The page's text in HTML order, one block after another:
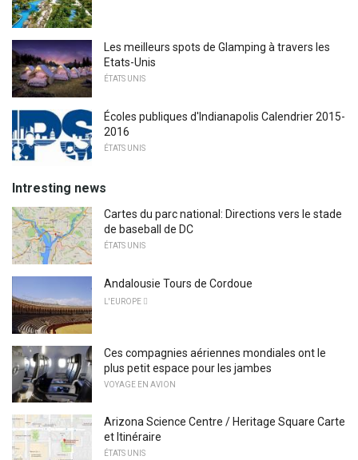
Les meilleurs spots de Glamping à travers les
Etats-Unis
ÉTATS UNIS
Écoles publiques d'Indianapolis Calendrier 2015-
2016
ÉTATS UNIS
Intresting news
Cartes du parc national: Directions vers le stade
de baseball de DC
ÉTATS UNIS
Andalousie Tours de Cordoue
L'EUROPE 
Ces compagnies aériennes mondiales ont le
plus petit espace pour les jambes
VOYAGE EN AVION
Arizona Science Centre / Heritage Square Carte
et Itinéraire
ÉTATS UNIS